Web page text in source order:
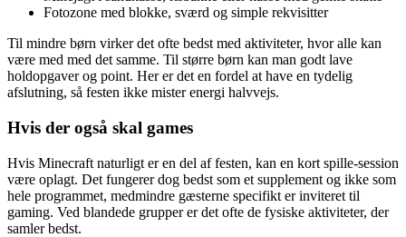
Fotozone med blokke, sværd og simple rekvisitter
Til mindre børn virker det ofte bedst med aktiviteter, hvor alle kan
være med med det samme. Til større børn kan man godt lave
holdopgaver og point. Her er det en fordel at have en tydelig
afslutning, så festen ikke mister energi halvvejs.
Hvis der også skal games
Hvis Minecraft naturligt er en del af festen, kan en kort spille-session
være oplagt. Det fungerer dog bedst som et supplement og ikke som
hele programmet, medmindre gæsterne specifikt er inviteret til
gaming. Ved blandede grupper er det ofte de fysiske aktiviteter, der
samler bedst.